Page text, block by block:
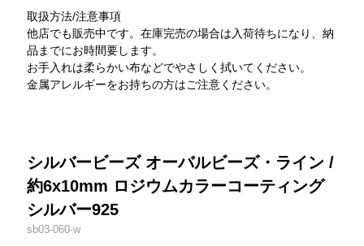
取扱方法/注意事項
他店でも販売中です。在庫完売の場合は入荷待ちになり、納
品までにお時間要します。
お手入れは柔らかい布などでやさしく拭いてください。
金属アレルギーをお持ちの方はご注意ください。
シルバービーズ オーバルビーズ・ライン /
約6x10mm ロジウムカラーコーティング
シルバー925
sb03-060-w